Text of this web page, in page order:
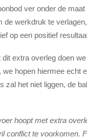
ver onder de
de werkdruk te
op een positief
dit extra overleg doen
hopen hiermee echt
zal het niet liggen, de
hoopt met extra
conflict te voorkomen.